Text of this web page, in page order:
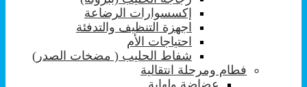
إكسسوارات الرضاعة
اجهزة التنظيف والتدفئة
احتياجات الأم
شفاط الحليب ( مضخات الصدر)
فطام ومرحلة انتقالية
عضاضة ولهاية